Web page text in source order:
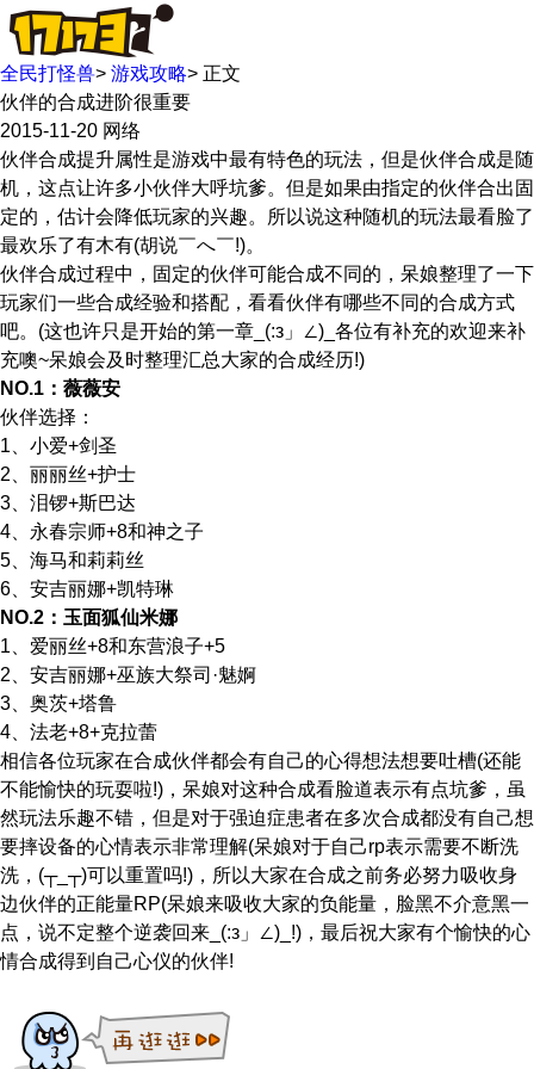
全民打怪兽> 游戏攻略> 正文
伙伴的合成进阶很重要
2015-11-20 网络
伙伴合成提升属性是游戏中最有特色的玩法，但是伙伴合成是随
机，这点让许多小伙伴大呼坑爹。但是如果由指定的伙伴合出固
定的，估计会降低玩家的兴趣。所以说这种随机的玩法最看脸了
最欢乐了有木有(胡说￣へ￣!)。
伙伴合成过程中，固定的伙伴可能合成不同的，呆娘整理了一下
玩家们一些合成经验和搭配，看看伙伴有哪些不同的合成方式
吧。(这也许只是开始的第一章_(:з」∠)_各位有补充的欢迎来补
充噢~呆娘会及时整理汇总大家的合成经历!)
NO.1：薇薇安
伙伴选择：
1、小爱+剑圣
2、丽丽丝+护士
3、泪锣+斯巴达
4、永春宗师+8和神之子
5、海马和莉莉丝
6、安吉丽娜+凯特琳
NO.2：玉面狐仙米娜
1、爱丽丝+8和东营浪子+5
2、安吉丽娜+巫族大祭司·魅婀
3、奥茨+塔鲁
4、法老+8+克拉蕾
相信各位玩家在合成伙伴都会有自己的心得想法想要吐槽(还能
不能愉快的玩耍啦!)，呆娘对这种合成看脸道表示有点坑爹，虽
然玩法乐趣不错，但是对于强迫症患者在多次合成都没有自己想
要摔设备的心情表示非常理解(呆娘对于自己rp表示需要不断洗
洗，(┬_┬)可以重置吗!)，所以大家在合成之前务必努力吸收身
边伙伴的正能量RP(呆娘来吸收大家的负能量，脸黑不介意黑一
点，说不定整个逆袭回来_(:з」∠)_!)，最后祝大家有个愉快的心
情合成得到自己心仪的伙伴!